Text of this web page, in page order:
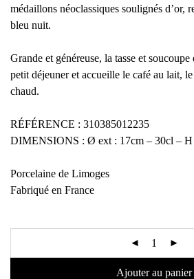
médaillons néoclassiques soulignés d’or,
bleu nuit.
Grande et généreuse, la tasse et
petit déjeuner et accueille le café au lait,
chaud.
RÉFÉRENCE : 310385012235
DIMENSIONS : Ø ext : 17cm – 30cl – H
Porcelaine de Limoges
Fabriqué en France
Ajouter au panier